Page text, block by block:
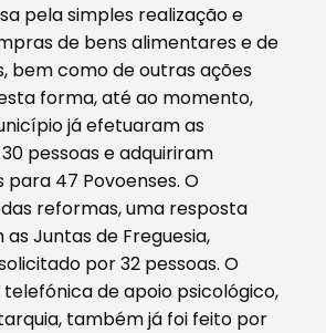
pela simples realização e
de bens alimentares e de
bem como de outras ações
forma, até ao momento,
já efetuaram as
pessoas e adquiriram
47 Povoenses. O
reformas, uma resposta
Juntas de Freguesia,
por 32 pessoas. O
de apoio psicológico,
também já foi feito por